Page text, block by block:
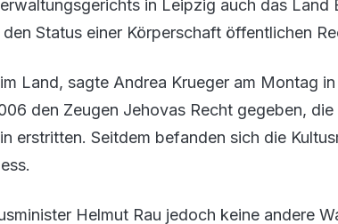
in Leipzig auch das Land
Status einer Körperschaft öffentlichen
Land, sagte Andrea Krueger am Montag
den Zeugen Jehovas Recht gegeben, die
erstritten. Seitdem befanden sich die
Helmut Rau jedoch keine andere